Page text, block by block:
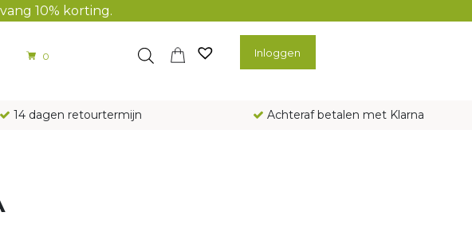
10% korting.
0 Inloggen
14 dagen retourtermijn Achteraf betalen met Klarna